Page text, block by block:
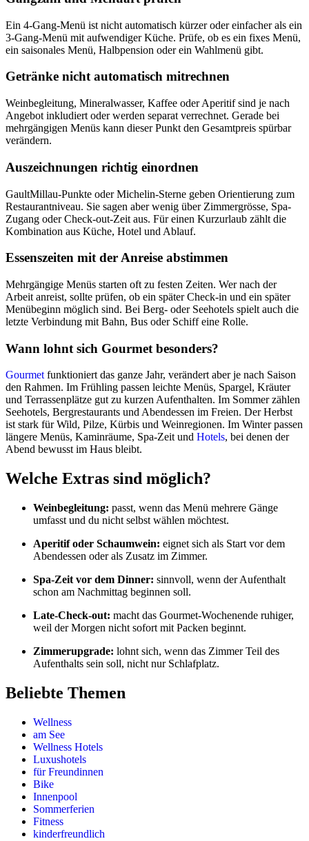
Ein 4-Gang-Menü ist nicht automatisch kürzer oder einfacher als ein
3-Gang-Menü mit aufwendiger Küche. Prüfe, ob es ein fixes Menü,
ein saisonales Menü, Halbpension oder ein Wahlmenü gibt.
Getränke nicht automatisch mitrechnen
Weinbegleitung, Mineralwasser, Kaffee oder Aperitif sind je nach
Angebot inkludiert oder werden separat verrechnet. Gerade bei
mehrgängigen Menüs kann dieser Punkt den Gesamtpreis spürbar
verändern.
Auszeichnungen richtig einordnen
GaultMillau-Punkte oder Michelin-Sterne geben Orientierung zum
Restaurantniveau. Sie sagen aber wenig über Zimmergrösse, Spa-
Zugang oder Check-out-Zeit aus. Für einen Kurzurlaub zählt die
Kombination aus Küche, Hotel und Ablauf.
Essenszeiten mit der Anreise abstimmen
Mehrgängige Menüs starten oft zu festen Zeiten. Wer nach der
Arbeit anreist, sollte prüfen, ob ein später Check-in und ein später
Menübeginn möglich sind. Bei Berg- oder Seehotels spielt auch die
letzte Verbindung mit Bahn, Bus oder Schiff eine Rolle.
Wann lohnt sich Gourmet besonders?
Gourmetfunktioniert das ganze Jahr, verändert aber je nach Saison
den Rahmen. Im Frühling passen leichte Menüs, Spargel, Kräuter
und Terrassenplätze gut zu kurzen Aufenthalten. Im Sommer zählen
Seehotels, Bergrestaurants und Abendessen im Freien. Der Herbst
ist stark für Wild, Pilze, Kürbis und Weinregionen. Im Winter passen
längere Menüs, Kaminräume, Spa-Zeit und Hotels, bei denen der
Abend bewusst im Haus bleibt.
Welche Extras sind möglich?
Weinbegleitung: passt, wenn das Menü mehrere Gänge
umfasst und du nicht selbst wählen möchtest.
Aperitif oder Schaumwein: eignet sich als Start vor dem
Abendessen oder als Zusatz im Zimmer.
Spa-Zeit vor dem Dinner: sinnvoll, wenn der Aufenthalt
schon am Nachmittag beginnen soll.
Late-Check-out: macht das Gourmet-Wochenende ruhiger,
weil der Morgen nicht sofort mit Packen beginnt.
Zimmerupgrade: lohnt sich, wenn das Zimmer Teil des
Aufenthalts sein soll, nicht nur Schlafplatz.
Beliebte Themen
Wellness
am See
Wellness Hotels
Luxushotels
für Freundinnen
Bike
Innenpool
Sommerferien
Fitness
kinderfreundlich